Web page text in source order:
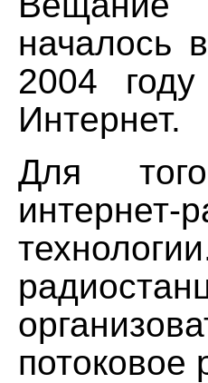
началось
2004
Интернет.
Для
потоковое